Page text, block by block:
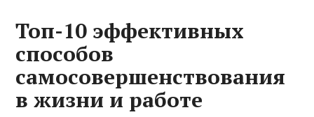
Топ-10 эффективных
способов
самосовершенствования
в жизни и работе